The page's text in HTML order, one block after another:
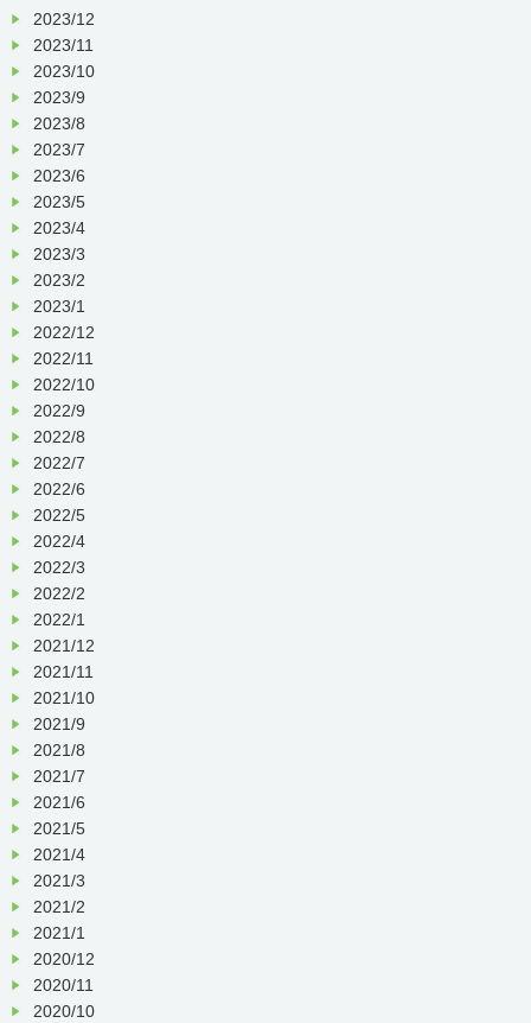
2023/12
2023/11
2023/10
2023/9
2023/8
2023/7
2023/6
2023/5
2023/4
2023/3
2023/2
2023/1
2022/12
2022/11
2022/10
2022/9
2022/8
2022/7
2022/6
2022/5
2022/4
2022/3
2022/2
2022/1
2021/12
2021/11
2021/10
2021/9
2021/8
2021/7
2021/6
2021/5
2021/4
2021/3
2021/2
2021/1
2020/12
2020/11
2020/10